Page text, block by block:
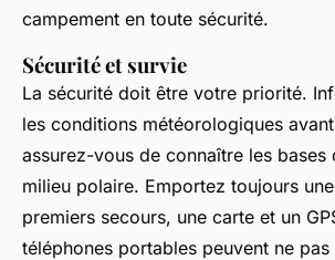
campement en toute sécurité.
Sécurité et survie
La sécurité doit être votre priorité.
les conditions météorologiques
assurez-vous de connaître les bases
milieu polaire. Emportez toujours
premiers secours, une carte et un
téléphones portables peuvent ne